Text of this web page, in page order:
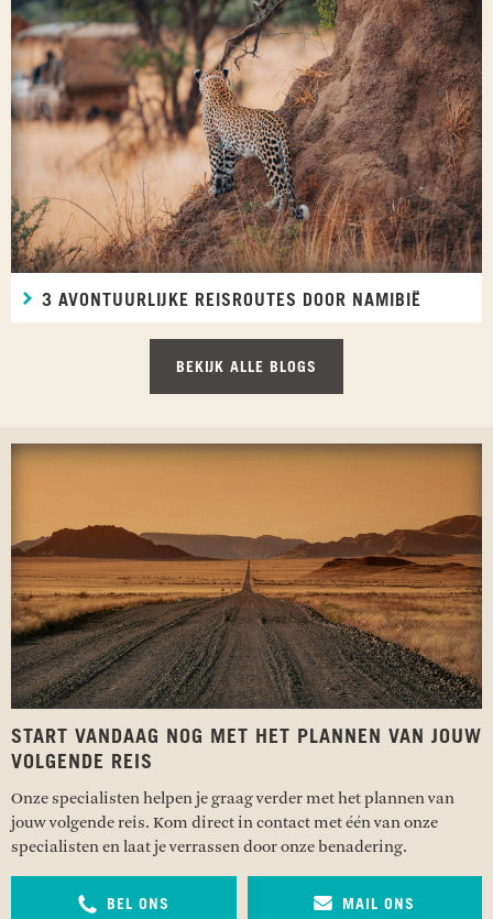
3 AVONTUURLIJKE REISROUTES DOOR NAMIBIË
BEKIJK ALLE BLOGS
START VANDAAG NOG MET HET PLANNEN VAN JOUW
VOLGENDE REIS
Onze specialisten helpen je graag verder met het plannen van
jouw volgende reis. Kom direct in contact met één van onze
specialisten en laat je verrassen door onze benadering.
BEL ONS MAIL ONS